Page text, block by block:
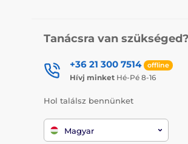
Tanácsra van szükséged?
+36 21 300 7514 offline
Hívj minket Hé-Pé 8-16
Hol találsz bennünket
Magyar